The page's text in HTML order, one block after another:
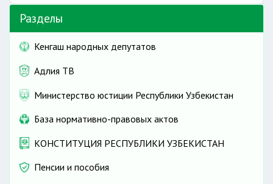
Обязанности оператора
Газоснабжение
Газоснабжение
Порядок газификации
Порядок осуществления оплаты за газ
Порядок поставки сжиженного газа населению
Электроснабжение
Разделы
Кенгаш народных депутатов
Адлия ТВ
Министерство юстиции Республики Узбекистан
База нормативно-правовых актов
КОНСТИТУЦИЯ РЕСПУБЛИКИ УЗБЕКИСТАН
Пенсии и пособия